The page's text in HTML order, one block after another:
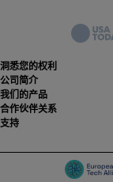
洞悉您的权利
公司简介
我们的产品
合作伙伴关系
支持